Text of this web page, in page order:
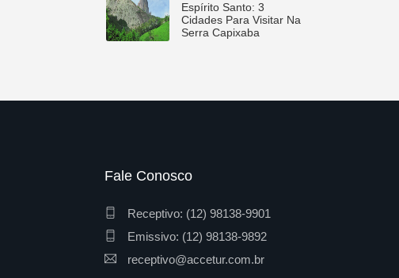
Espírito Santo: 3
Cidades Para Visitar Na
Serra Capixaba
Fale Conosco
Receptivo: (12) 98138-9901
Emissivo: (12) 98138-9892
receptivo@accetur.com.br